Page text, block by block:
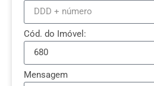
Cód. do Imóvel:
Mensagem